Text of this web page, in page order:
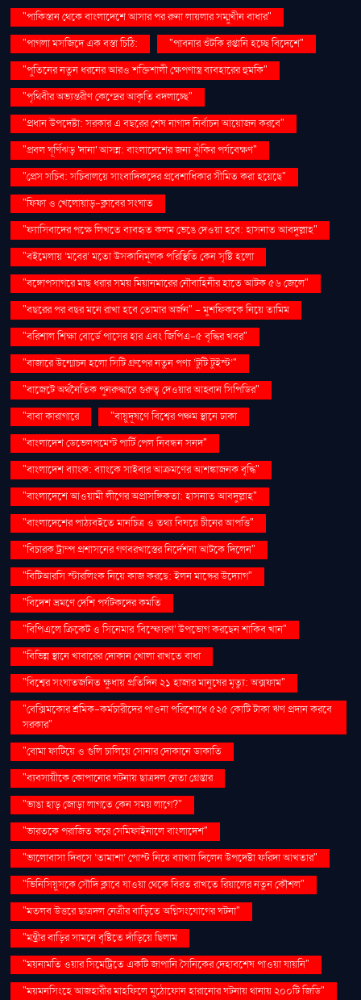
"পাকিস্তান থেকে বাংলাদেশে আসার পর রুনা লায়লার সম্মুখীন বাধার"
"পাগলা মসজিদে এক বস্তা চিঠি:
"পাবনার শুঁটকি রপ্তানি হচ্ছে বিদেশে"
"পুতিনের নতুন ধরনের আরও শক্তিশালী ক্ষেপণাস্ত্র ব্যবহারের হুমকি"
"পৃথিবীর অভ্যন্তরীণ কেন্দ্রের আকৃতি বদলাচ্ছে"
"প্রধান উপদেষ্টা: সরকার এ বছরের শেষ নাগাদ নির্বাচন আয়োজন করবে"
"প্রবল ঘূর্ণিঝড় 'দানা' আসন্ন: বাংলাদেশের জন্য ঝুঁকির পর্যবেক্ষণ"
"প্রেস সচিব: সচিবালয়ে সাংবাদিকদের প্রবেশাধিকার সীমিত করা হয়েছে"
"ফিফা ও খেলোয়াড়-ক্লাবের সংঘাত
"ফ্যাসিবাদের পক্ষে লিখতে ব্যবহৃত কলম ভেঙে দেওয়া হবে: হাসনাত আবদুল্লাহ"
"বইমেলায় ‘মবের’ মতো উসকানিমূলক পরিস্থিতি কেন সৃষ্টি হলো
"বঙ্গোপসাগরে মাছ ধরার সময় মিয়ানমারের নৌবাহিনীর হাতে আটক ৫৬ জেলে"
"বছরের পর বছর মনে রাখা হবে তোমার অর্জন" – মুশফিককে নিয়ে তামিম
"বরিশাল শিক্ষা বোর্ডে পাসের হার এবং জিপিএ-৫ বৃদ্ধির খবর"
"বাজারে উন্মোচন হলো সিটি গ্রুপের নতুন পণ্য ‘টুটি টুইস্ট’"
"বাজেটে অর্থনৈতিক পুনরুদ্ধারে গুরুত্ব দেওয়ার আহ্বান সিপিডির"
"বাবা কারাগারে
"বায়ুদূষণে বিশ্বের পঞ্চম স্থানে ঢাকা
"বাংলাদেশ ডেভেলপমেন্ট পার্টি পেল নিবন্ধন সনদ"
"বাংলাদেশ ব্যাংক: ব্যাংকে সাইবার আক্রমণের আশঙ্কাজনক বৃদ্ধি"
"বাংলাদেশে আওয়ামী লীগের অপ্রাসঙ্গিকতা: হাসনাত আবদুল্লাহ"
"বাংলাদেশের পাঠ্যবইতে মানচিত্র ও তথ্য বিষয়ে চীনের আপত্তি"
"বিচারক ট্রাম্প প্রশাসনের গণবরখাস্তের নির্দেশনা আটকে দিলেন"
"বিটিআরসি স্টারলিংক নিয়ে কাজ করছে: ইলন মাস্কের উদ্যোগ"
"বিদেশ ভ্রমণে দেশি পর্যটকদের কমতি
"বিপিএলে ক্রিকেট ও সিনেমার 'বিস্ফোরণ' উপভোগ করছেন শাকিব খান"
"বিভিন্ন স্থানে খাবারের দোকান খোলা রাখতে বাধা
"বিশ্বের সংঘাতজনিত ক্ষুধায় প্রতিদিন ২১ হাজার মানুষের মৃত্যু: অক্সফাম"
"বেক্সিমকোর শ্রমিক-কর্মচারীদের পাওনা পরিশোধে ৫২৫ কোটি টাকা ঋণ প্রদান করবে
সরকার"
"বোমা ফাটিয়ে ও গুলি চালিয়ে সোনার দোকানে ডাকাতি
"ব্যবসায়ীকে কোপানোর ঘটনায় ছাত্রদল নেতা গ্রেপ্তার
"ভাঙা হাড় জোড়া লাগতে কেন সময় লাগে?"
"ভারতকে পরাজিত করে সেমিফাইনালে বাংলাদেশ"
"ভালোবাসা দিবসে ‘তামাশা’ পোস্ট নিয়ে ব্যাখ্যা দিলেন উপদেষ্টা ফরিদা আখতার"
"ভিনিসিয়ুসকে সৌদি ক্লাবে যাওয়া থেকে বিরত রাখতে রিয়ালের নতুন কৌশল"
"মতলব উত্তরে ছাত্রদল নেত্রীর বাড়িতে অগ্নিসংযোগের ঘটনা"
"মন্ত্রীর বাড়ির সামনে বৃষ্টিতে দাঁড়িয়ে ছিলাম
"ময়নামতি ওয়ার সিমেট্রিতে একটি জাপানি সৈনিকের দেহাবশেষ পাওয়া যায়নি"
"ময়মনসিংহে আজহারীর মাহফিলে মুঠোফোন হারানোর ঘটনায় থানায় ২০০টি জিডি"